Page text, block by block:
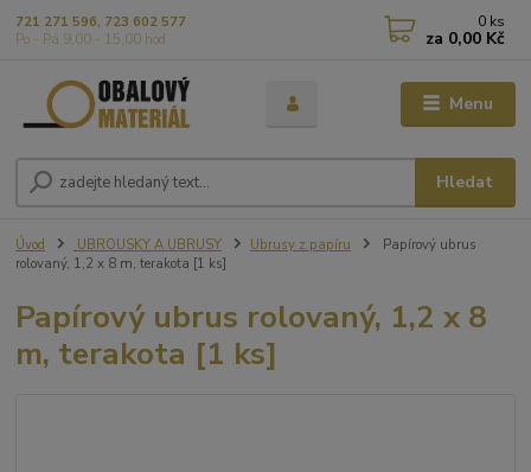
Menu
Hledat
721 271 596, 723 602 577
Po - Pá 9,00 - 15,00 hod
0 ks
za 0,00 Kč
Úvod UBROUSKY A UBRUSY Ubrusy z papíru
Papírový ubrus
rolovaný, 1,2 x 8 m, terakota [1 ks]
Papírový ubrus rolovaný, 1,2 x 8
m, terakota [1 ks]